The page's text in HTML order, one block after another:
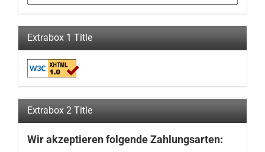
Extrabox 1 Title
Extrabox 2 Title
Wir akzeptieren folgende Zahlungsarten: